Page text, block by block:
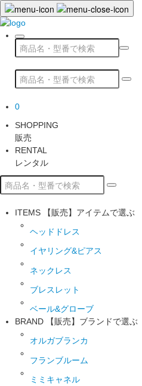
0
SHOPPING
販売
RENTAL
レンタル
ITEMS 【販売】アイテムで選ぶ
ヘッドドレス
イヤリング&ピアス
ネックレス
ブレスレット
ベール&グローブ
BRAND
【販売】ブランドで選ぶ
オルガブランカ
フランブルーム
ミミキャネル